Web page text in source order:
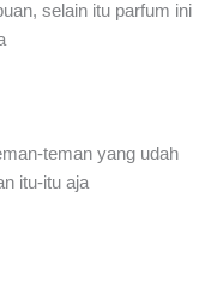
selain itu parfum ini
teman yang udah
itu-itu aja